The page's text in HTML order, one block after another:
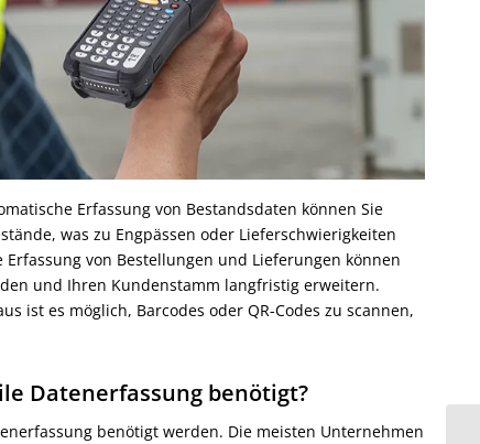
Erfassung von Bestandsdaten können Sie
was zu Engpässen oder Lieferschwierigkeiten
von Bestellungen und Lieferungen können
und Ihren Kundenstamm langfristig erweitern.
ist es möglich, Barcodes oder QR-Codes zu scannen,
Datenerfassung benötigt?
benötigt werden. Die meisten Unternehmen